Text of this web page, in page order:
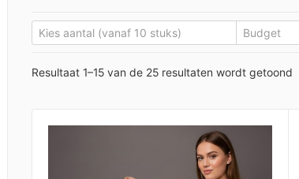
Resultaat 1–15 van de 25 resultaten wordt getoond